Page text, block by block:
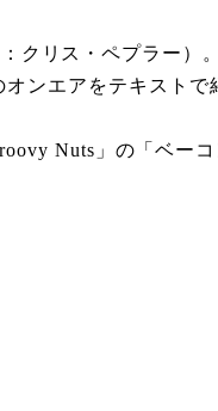
クリス・ペプラー）
ンエアをテキストで
Nuts」の「ベー